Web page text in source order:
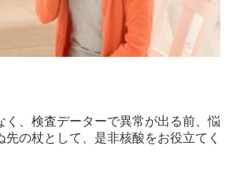
く、検査データーで異常が出る前、悩
の杖として、是非核酸をお役立てく